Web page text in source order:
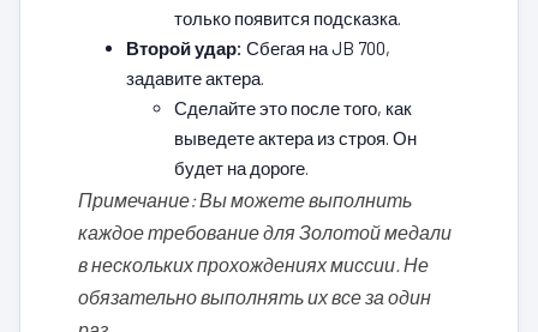
только появится подсказка.
Второй удар: Сбегая на JB 700,
задавите актера.
Сделайте это после того, как
выведете актера из строя. Он
будет на дороге.
Примечание: Вы можете выполнить
каждое требование для Золотой медали
в нескольких прохождениях миссии. Не
обязательно выполнять их все за один